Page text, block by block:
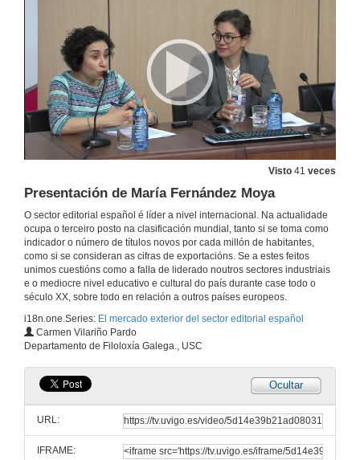
Visto 41 veces
Presentación de María Fernández Moya
O sector editorial español é líder a nivel internacional. Na actualidade
ocupa o terceiro posto na clasificación mundial, tanto si se toma como
indicador o número de títulos novos por cada millón de habitantes,
como si se consideran as cifras de exportacións. Se a estes feitos
unimos cuestións como a falla de liderado noutros sectores industriais
e o mediocre nivel educativo e cultural do país durante case todo o
século XX, sobre todo en relación a outros países europeos.
i18n.one.Series: El mercado exterior del sector editorial español
Carmen Vilariño Pardo
Departamento de Filoloxía Galega., USC
Ocultar
URL:
IFRAME: